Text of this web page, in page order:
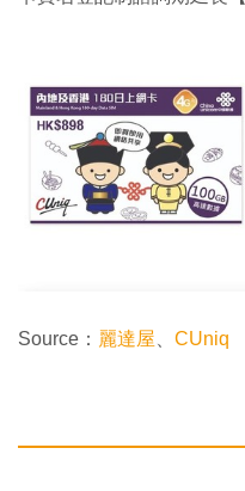
Source： 麗達屋 CUniq